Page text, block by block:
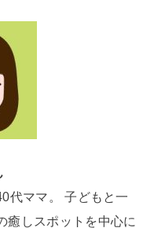
代ママ。 子どもと一
癒しスポットを中心に